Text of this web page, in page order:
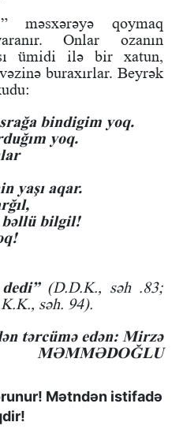
məsxərəyə qoymaq
Onlar ozanın
ümidi ilə bir xatun,
buraxırlar. Beyrək
bindigim yoq.
yoq.
yaşı aqar.
bəllü bilgil!
(D.D.K., səh .83;
səh. 94).
tərcümə edən: Mirzə
MƏMMƏDOĞLU
Mətndən istifadə